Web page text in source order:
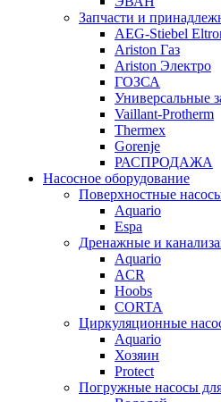
Запчасти и
AEG-Stiebel
Ariston Газ
Ariston Электро
ГОЗСА
Универсальные
Vaillant-Protherm
Thermex
Gorenje
РАСПРОДАЖА
Насосное оборудование
Поверхностные
Aquario
Espa
Дренажные и
Aquario
ACR
Hoobs
CORTA
Циркуляционные
Aquario
Хозяин
Protect
Погружные насосы